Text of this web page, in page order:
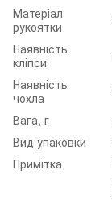
Матеріал
рукоятки
Наявність
кліпси
Наявність
чохла
Вага, г
Вид упаковки
Примітка